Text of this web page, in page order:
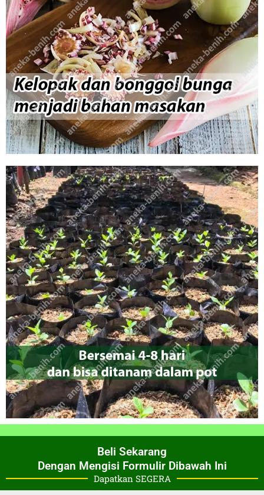
Beli Sekarang
Dengan Mengisi Formulir Dibawah Ini
Dapatkan SEGERA